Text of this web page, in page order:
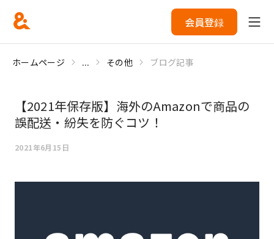
会員登録
ホームページ ... その他 ブログ記事
【2021年保存版】海外のAmazonで商品の
誤配送・紛失を防ぐコツ！
2021年6月15日